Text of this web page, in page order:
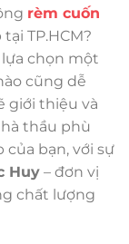
rèm cuốn
TP.HCM?
lựa chọn một
cũng dễ
giới thiệu và
thầu phù
bạn, với sự
Huy – đơn vị
chất lượng